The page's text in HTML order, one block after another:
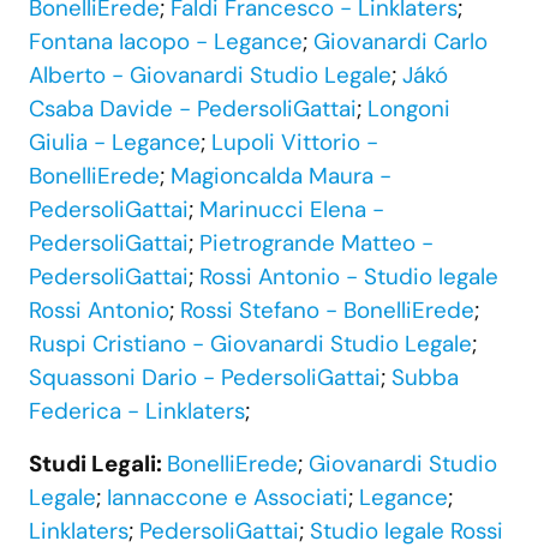
BonelliErede; Faldi Francesco - Linklaters;
Fontana Iacopo - Legance; Giovanardi Carlo
Alberto - Giovanardi Studio Legale; Jákó
Csaba Davide - PedersoliGattai; Longoni
Giulia - Legance; Lupoli Vittorio -
BonelliErede; Magioncalda Maura -
PedersoliGattai; Marinucci Elena -
PedersoliGattai; Pietrogrande Matteo -
PedersoliGattai; Rossi Antonio - Studio legale
Rossi Antonio; Rossi Stefano - BonelliErede;
Ruspi Cristiano - Giovanardi Studio Legale;
Squassoni Dario - PedersoliGattai; Subba
Federica - Linklaters;
Studi Legali: BonelliErede; Giovanardi Studio
Legale; Iannaccone e Associati; Legance;
Linklaters; PedersoliGattai; Studio legale Rossi